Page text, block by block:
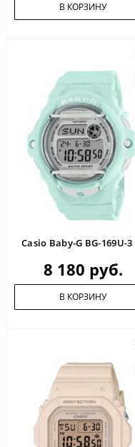
В КОРЗИНУ
Casio Baby-G BG-169U-3
8 180 руб.
В КОРЗИНУ